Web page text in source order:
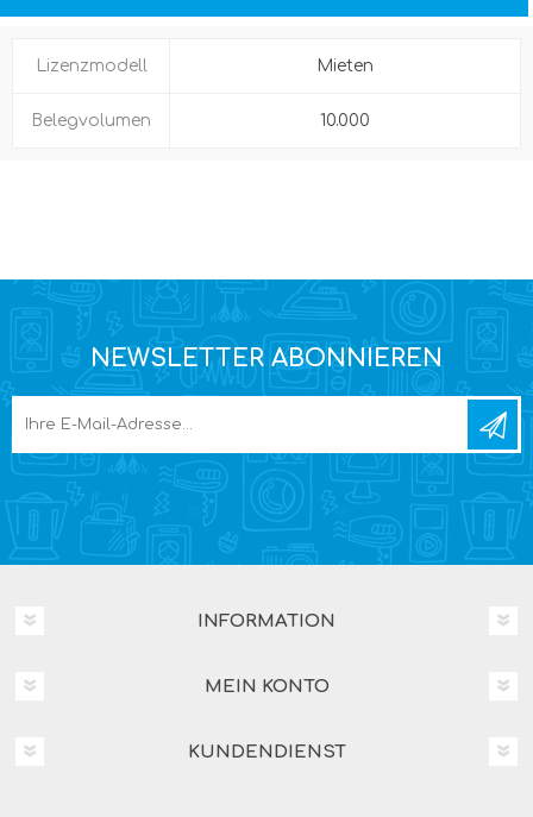
Lizenzmodell Mieten
Belegvolumen 10.000
NEWSLETTER ABONNIEREN
INFORMATION
MEIN KONTO
KUNDENDIENST